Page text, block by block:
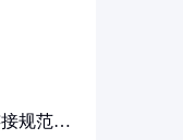
规范详